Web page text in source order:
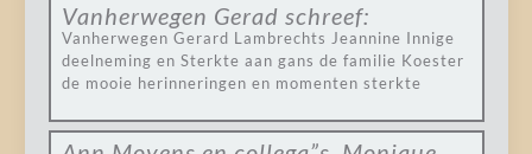
Vanherwegen Gerad schreef:
Vanherwegen Gerard Lambrechts Jeannine Innige
deelneming en Sterkte aan gans de familie Koester
de mooie herinneringen en momenten sterkte